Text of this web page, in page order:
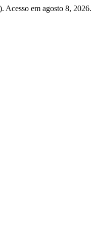
Acesso em agosto 8, 2026.